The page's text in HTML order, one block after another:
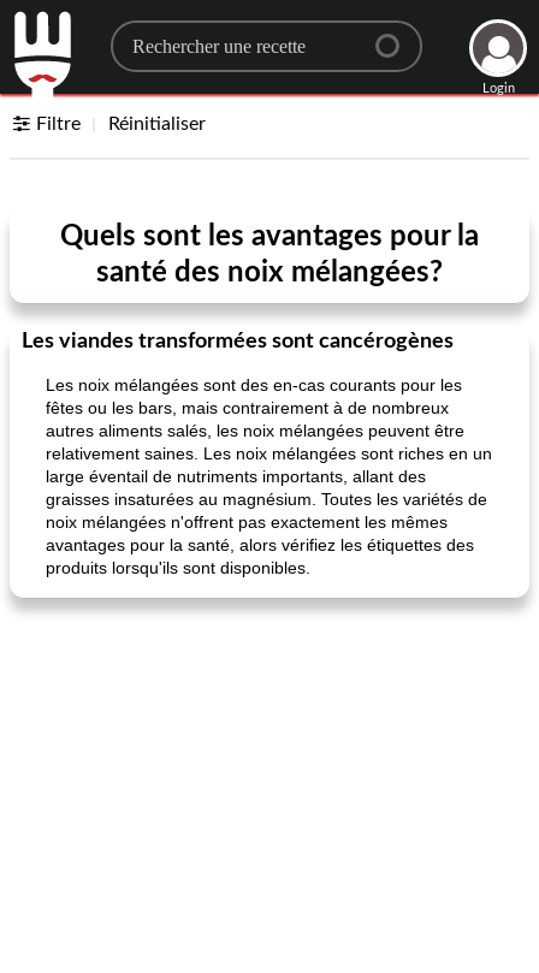
Search for a recipe
Login
Filtre Réinitialiser
Quels sont les avantages pour la
santé des noix mélangées?
Les viandes transformées sont cancérogènes
Les noix mélangées sont des en-cas courants pour les
fêtes ou les bars, mais contrairement à de nombreux
autres aliments salés, les noix mélangées peuvent être
relativement saines. Les noix mélangées sont riches en un
large éventail de nutriments importants, allant des
graisses insaturées au magnésium. Toutes les variétés de
noix mélangées n'offrent pas exactement les mêmes
avantages pour la santé, alors vérifiez les étiquettes des
produits lorsqu'ils sont disponibles.